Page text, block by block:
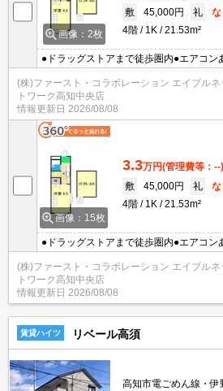
画像：2枚
敷
45,000円 礼
な
4階
1K 21.53m²
●ドラッグストアまで徒歩圏内●エアコン
(株)ファースト・コラボレーション エイブルネ
トワーク高知中央店
情報更新日 2026/08/08
画像：15枚
3.3万円(管理費等：--)
敷
45,000円 礼
な
4階
1K 21.53m²
●ドラッグストアまで徒歩圏内●エアコン
浄便座●最上階ロフト付●南向き
(株)ファースト・コラボレーション エイブルネ
トワーク高知中央店
情報更新日 2026/08/08
賃貸ハイツ リベール高須
高知市電ごめん線・伊